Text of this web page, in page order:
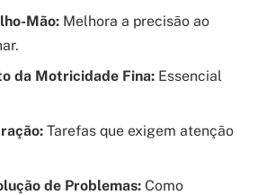
Mão: Melhora a precisão ao
da Motricidade Fina: Essencial
Tarefas que exigem atenção
de Problemas: Como